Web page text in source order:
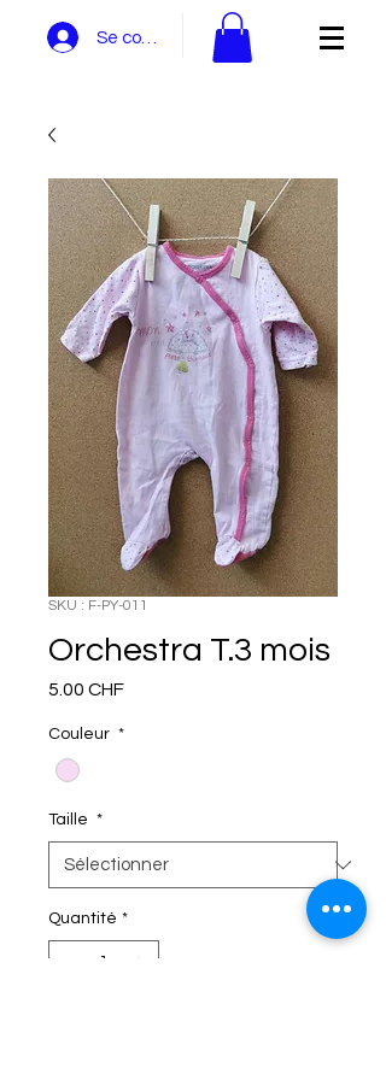
Se connecter
SKU : F-PY-011
Orchestra T.3 mois
5.00 CHFPrix
Couleur *
Taille *
Quantité *